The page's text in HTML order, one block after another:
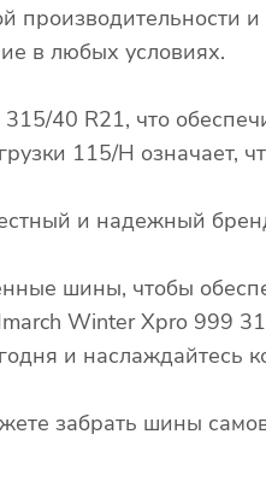
производительности
в любых условиях.
40 R21, что
115/H означает,
и надежный
шины, чтобы
Winter Xpro 999
и наслаждайтесь
забрать шины